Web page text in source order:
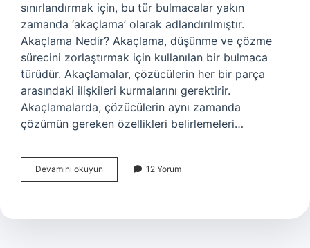
sınırlandırmak için, bu tür bulmacalar yakın
zamanda ‘akaçlama’ olarak adlandırılmıştır.
Akaçlama Nedir? Akaçlama, düşünme ve çözme
sürecini zorlaştırmak için kullanılan bir bulmaca
türüdür. Akaçlamalar, çözücülerin her bir parça
arasındaki ilişkileri kurmalarını gerektirir.
Akaçlamalarda, çözücülerin aynı zamanda
çözümün gereken özellikleri belirlemeleri…
Devamını okuyun Bulmacada
akaçlama
12 Yorum